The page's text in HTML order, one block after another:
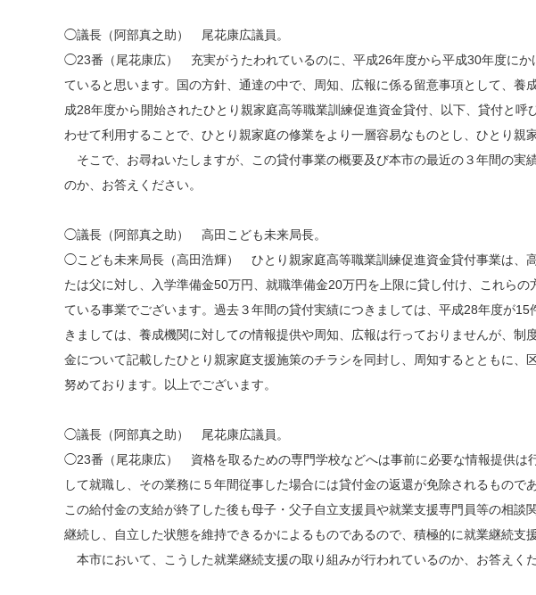
◯議長（阿部真之助） 尾花康広議員。
◯23番（尾花康広） 充実がうたわれているのに、平成26年度から平成30年度にか
ていると思います。国の方針、通達の中で、周知、広報に係る留意事項として、
成28年度から開始されたひとり親家庭高等職業訓練促進資金貸付、以下、貸付と
わせて利用することで、ひとり親家庭の修業をより一層容易なものとし、ひとり
そこで、お尋ねいたしますが、この貸付事業の概要及び本市の最近の３年間の実
のか、お答えください。
◯議長（阿部真之助） 高田こども未来局長。
◯こども未来局長（高田浩輝） ひとり親家庭高等職業訓練促進資金貸付事業は、
たは父に対し、入学準備金50万円、就職準備金20万円を上限に貸し付け、これら
ている事業でございます。過去３年間の貸付実績につきましては、平成28年度が
きましては、養成機関に対しての情報提供や周知、広報は行っておりませんが、
金について記載したひとり親家庭支援施策のチラシを同封し、周知するとともに
努めております。以上でございます。
◯議長（阿部真之助） 尾花康広議員。
◯23番（尾花康広） 資格を取るための専門学校などへは事前に必要な情報提供は
して就職し、その業務に５年間従事した場合には貸付金の返還が免除されるもの
この給付金の支給が終了した後も母子・父子自立支援員や就業支援専門員等の相
継続し、自立した状態を維持できるかによるものであるので、積極的に就業継続支
本市において、こうした就業継続支援の取り組みが行われているのか、お答えくだ